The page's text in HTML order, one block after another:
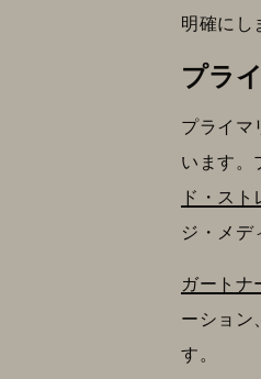
明確にし
プラ
プライマ
います。
ド・スト
ジ・メデ
ガートナ
ーション
す。